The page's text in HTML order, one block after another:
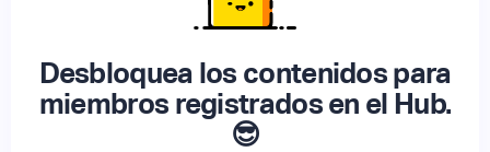
Desbloquea los contenidos para
miembros registrados en el Hub.
😎